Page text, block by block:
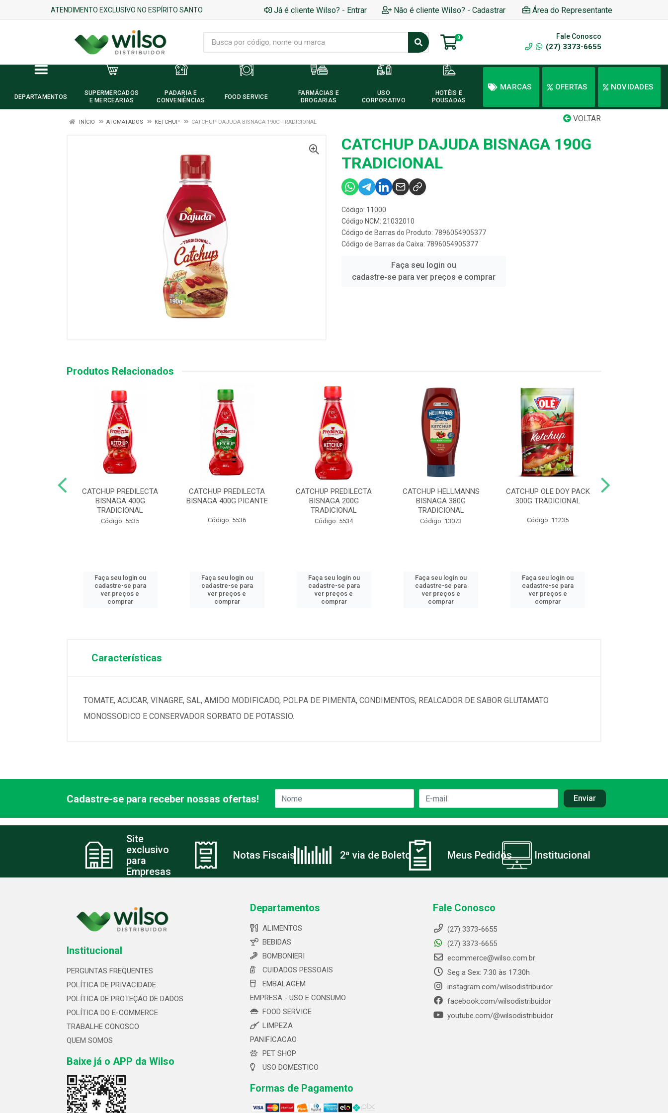
ATENDIMENTO EXCLUSIVO NO ESPÍRITO SANTO Já é cliente Wilso? - Entrar Não é cliente Wilso? - Cadastrar Área do Representante
0 Fale Conosco
(27) 3373-6655
DEPARTAMENTOS
SUPERMERCADOS
E MERCEARIAS
PADARIA E
CONVENIÊNCIAS
FOOD SERVICE
FARMÁCIAS E
DROGARIAS
USO
CORPORATIVO
HOTÉIS E
POUSADAS
MARCAS OFERTAS NOVIDADES
VOLTAR
INÍCIO ATOMATADOS KETCHUP CATCHUP DAJUDA BISNAGA 190G TRADICIONAL
CATCHUP DAJUDA BISNAGA 190G
TRADICIONAL
Código: 11000
Código NCM: 21032010
Código de Barras do Produto: 7896054905377
Código de Barras da Caixa: 7896054905377
Faça seu login ou
cadastre-se para ver preços e comprar
Produtos Relacionados
CATCHUP PREDILECTA
BISNAGA 400G
TRADICIONAL
Código: 5535
Faça seu login ou
cadastre-se para
ver preços e
comprar
CATCHUP PREDILECTA
BISNAGA 400G PICANTE
Código: 5536
Faça seu login ou
cadastre-se para
ver preços e
comprar
CATCHUP PREDILECTA
BISNAGA 200G
TRADICIONAL
Código: 5534
Faça seu login ou
cadastre-se para
ver preços e
comprar
CATCHUP HELLMANNS
BISNAGA 380G
TRADICIONAL
Código: 13073
Faça seu login ou
cadastre-se para
ver preços e
comprar
CATCHUP OLE DOY PACK
300G TRADICIONAL
Código: 11235
Faça seu login ou
cadastre-se para
ver preços e
comprar
Características
TOMATE, ACUCAR, VINAGRE, SAL, AMIDO MODIFICADO, POLPA DE PIMENTA, CONDIMENTOS, REALCADOR DE SABOR GLUTAMATO
MONOSSODICO E CONSERVADOR SORBATO DE POTASSIO.
Cadastre-se para receber nossas ofertas!
Site
exclusivo
para
Empresas
Notas Fiscais 2ª via de Boleto Meus Pedidos Institucional
Institucional
PERGUNTAS FREQUENTES
POLÍTICA DE PRIVACIDADE
POLÍTICA DE PROTEÇÃO DE DADOS
POLÍTICA DO E-COMMERCE
TRABALHE CONOSCO
QUEM SOMOS
Baixe já o APP da Wilso
Departamentos
ALIMENTOS
BEBIDAS
BOMBONIERI
CUIDADOS PESSOAIS
EMBALAGEM
EMPRESA - USO E CONSUMO
FOOD SERVICE
LIMPEZA
PANIFICACAO
PET SHOP
USO DOMESTICO
Formas de Pagamento
Fale Conosco
(27) 3373-6655
(27) 3373-6655
ecommerce@wilso.com.br
Seg a Sex: 7:30 às 17:30h
instagram.com/wilsodistribuidor
facebook.com/wilsodistribuidor
youtube.com/@wilsodistribuidor